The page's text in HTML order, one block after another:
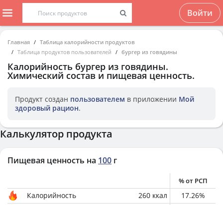
Войти
Главная
Таблица калорийности продуктов
Таблица продуктов пользователей
бургер из говядины
Калорийность бургер из говядины.
Химический состав и пищевая ценность.
Продукт создан пользователем в приложении Мой
здоровый рацион.
Калькулятор продукта
Пищевая ценность на 100 г
% от РСП
Калорийность 260 ккал 17.26%